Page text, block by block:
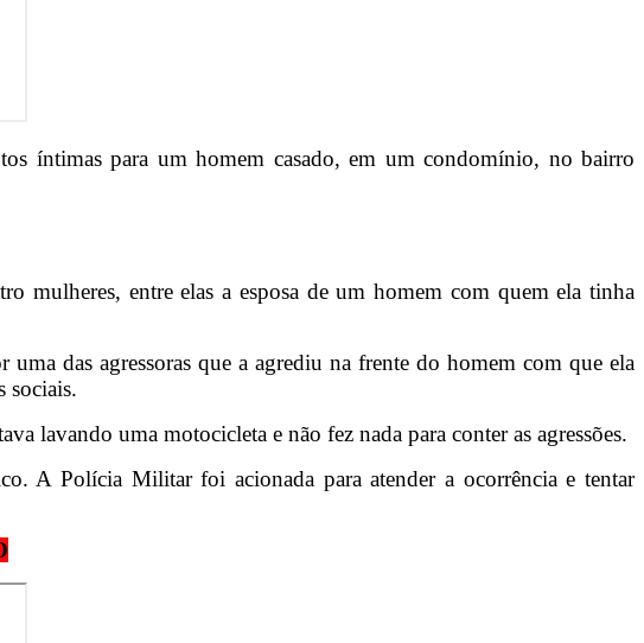
íntimas para um homem casado, em um condomínio, no bairro
mulheres, entre elas a esposa de um homem com quem ela tinha
das agressoras que a agrediu na frente do homem com que ela
sociais.
lavando uma motocicleta e não fez nada para conter as agressões.
A Polícia Militar foi acionada para atender a ocorrência e tentar